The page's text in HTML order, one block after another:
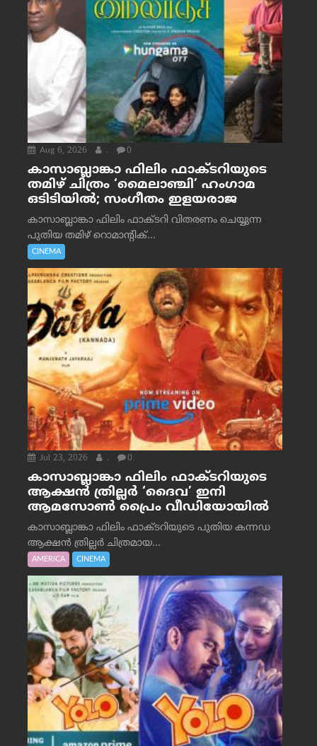
Aug 6, 2026 . 0
കാസാബ്ലാങ്കാ ഫിലിം ഫാക്ടറിയുടെ
തമിഴ് ചിത്രം ‘മൈലാഞ്ചി’ ഹംഗാമ
ഒടിടിയിൽ; സംഗീതം ഇളയരാജ
കാസാബ്ലാങ്കാ ഫിലിം ഫാക്ടറി വിതരണം ചെയ്യുന്ന
പുതിയ തമിഴ് റൊമാന്റിക്...
CINEMA
Jul 23, 2026 . 0
കാസാബ്ലാങ്കാ ഫിലിം ഫാക്ടറിയുടെ
ആക്ഷൻ ത്രില്ലർ ‘ദൈവ’ ഇനി
ആമസോൺ പ്രൈം വീഡിയോയിൽ
കാസാബ്ലാങ്കാ ഫിലിം ഫാക്ടറിയുടെ പുതിയ കന്നഡ
ആക്ഷൻ ത്രില്ലർ ചിത്രമായ...
AMERICA CINEMA